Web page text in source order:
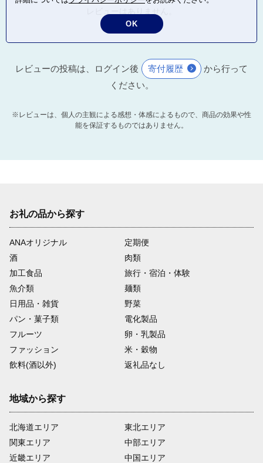
レビューの投稿は、ログイン後 寄付履歴
から行って
ください。
※レビューは、個人の主観による感想・体感によるもので、商品の効果や性
能を保証するものではありません。
お礼の品から探す
ANAオリジナル
定期便
酒
肉類
加工食品
旅行・宿泊・体験
魚介類
麺類
日用品・雑貨
野菜
パン・菓子類
電化製品
フルーツ
卵・乳製品
ファッション
米・穀物
飲料(酒以外)
返礼品なし
地域から探す
北海道エリア
関東エリア
近畿エリア
東北エリア
中部エリア
中国エリア
OK